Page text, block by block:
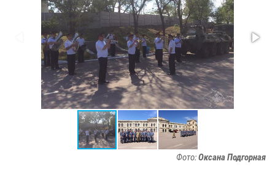
Фото:Оксана Подгорная